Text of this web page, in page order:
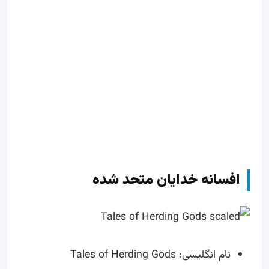
افسانه خدایان متحد شده
نام انگلیسی: Tales of Herding Gods